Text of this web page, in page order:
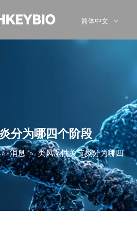
简体中文
分为哪四个阶段
» 消息 » 类风湿性关节炎分为哪四